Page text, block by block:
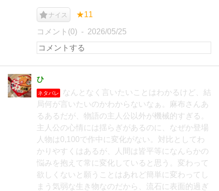
ナイス ★11
コメント(0) 2026/05/25
ひ
ネタバレ
なんとなく言いたいことはわかるけど、結
局何が言いたいのかわからないなぁ。麻布さんあ
るあるだが、物語の主人公以外が機械的すぎる。
主人公の心情には揺らぎがあるのに、なぜか登場
人物は0,100で作中に変化がない。対比としてわ
かりやすくはあるが、人間は皆平等になんらかの
悩みを抱えて常に変化していると思う。変わって
欲しくないと願うことはあれど簡単に変わってし
まう気弱な生き物なのだから、流石に表面的過ぎ